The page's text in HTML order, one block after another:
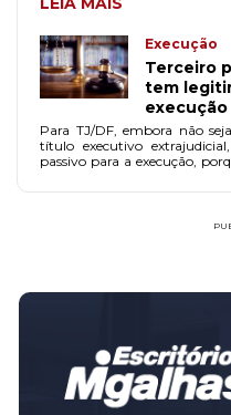
Execução
Terceiro
tem
execução
Para TJ/DF, embora não
título executivo
passivo para a execução,